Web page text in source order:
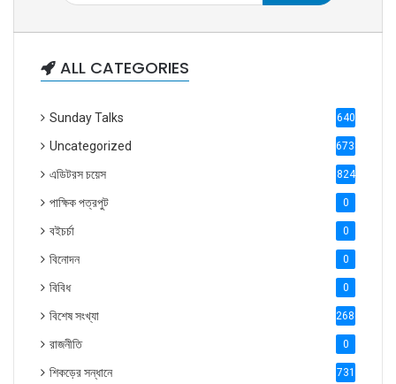
ALL CATEGORIES
Sunday Talks 640
Uncategorized 6738
এডিটরস চয়েস 824
পাক্ষিক পত্রপুট 0
বইচর্চা 0
বিনোদন 0
বিবিধ 0
বিশেষ সংখ্যা 2686
রাজনীতি 0
শিকড়ের সন্ধানে 731